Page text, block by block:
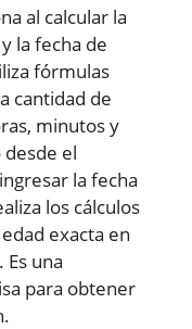
al calcular la
la fecha de
fórmulas
cantidad de
minutos y
el
la fecha
los cálculos
exacta en
una
para obtener